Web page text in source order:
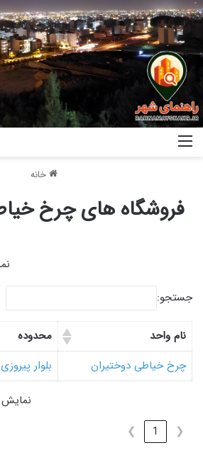
خانه
فروشگاه های چرخ
جستجو:
نام واحد محدوده
چرخ خیاطی دوختیران
بلوار پیروزی
نمایش 1 تا 1 از مجموع 1 مورد
❮
1
❯